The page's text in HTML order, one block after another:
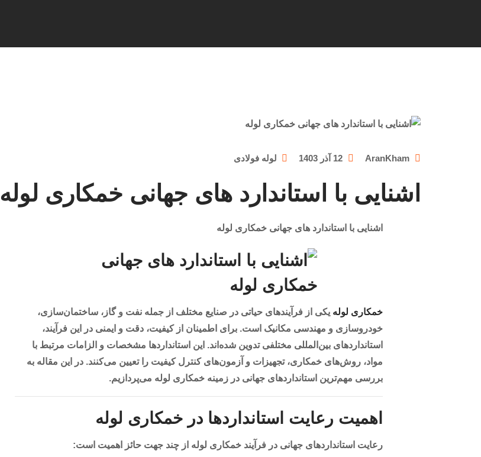
AranKham 12 آذر 1403 لوله فولادی
اشنایی با استاندارد های جهانی خمکاری لوله
اشنایی با استاندارد های جهانی خمکاری لوله
خمکاری لوله یکی از فرآیندهای حیاتی در صنایع مختلف از جمله نفت و گاز، ساختمان‌سازی،
خودروسازی و مهندسی مکانیک است. برای اطمینان از کیفیت، دقت و ایمنی در این فرآیند،
استانداردهای بین‌المللی مختلفی تدوین شده‌اند. این استانداردها مشخصات و الزامات مرتبط با
مواد، روش‌های خمکاری، تجهیزات و آزمون‌های کنترل کیفیت را تعیین می‌کنند. در این مقاله به
بررسی مهم‌ترین استانداردهای جهانی در زمینه خمکاری لوله می‌پردازیم.
اهمیت رعایت استانداردها در خمکاری لوله
رعایت استانداردهای جهانی در فرآیند خمکاری لوله از چند جهت حائز اهمیت است: